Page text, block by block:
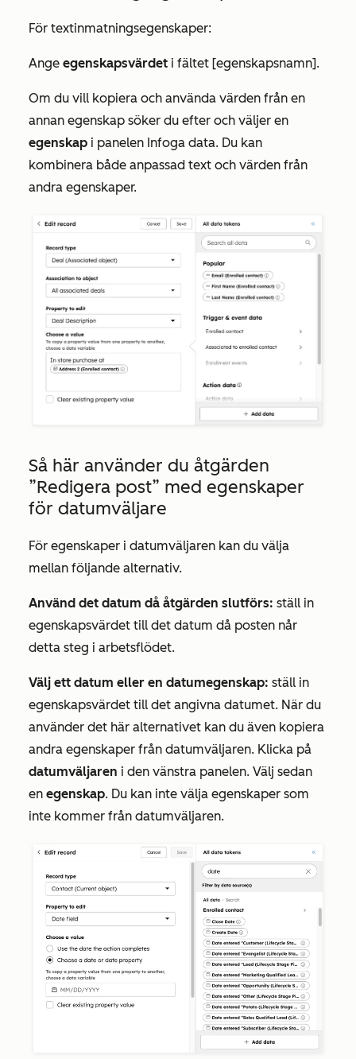
För textinmatningsegenskaper:
Ange egenskapsvärdet i fältet [egenskapsnamn].
Om du vill kopiera och använda värden från en
annan egenskap söker du efter och väljer en
egenskap i panelen Infoga data. Du kan
kombinera både anpassad text och värden från
andra egenskaper.
Så här använder du åtgärden
”Redigera post” med egenskaper
för datumväljare
För egenskaper i datumväljaren kan du välja
mellan följande alternativ.
Använd det datum då åtgärden slutförs: ställ in
egenskapsvärdet till det datum då posten når
detta steg i arbetsflödet.
Välj ett datum eller en datumegenskap: ställ in
egenskapsvärdet till det angivna datumet. När du
använder det här alternativet kan du även kopiera
andra egenskaper från datumväljaren. Klicka på
datumväljaren i den vänstra panelen. Välj sedan
en egenskap. Du kan inte välja egenskaper som
inte kommer från datumväljaren.